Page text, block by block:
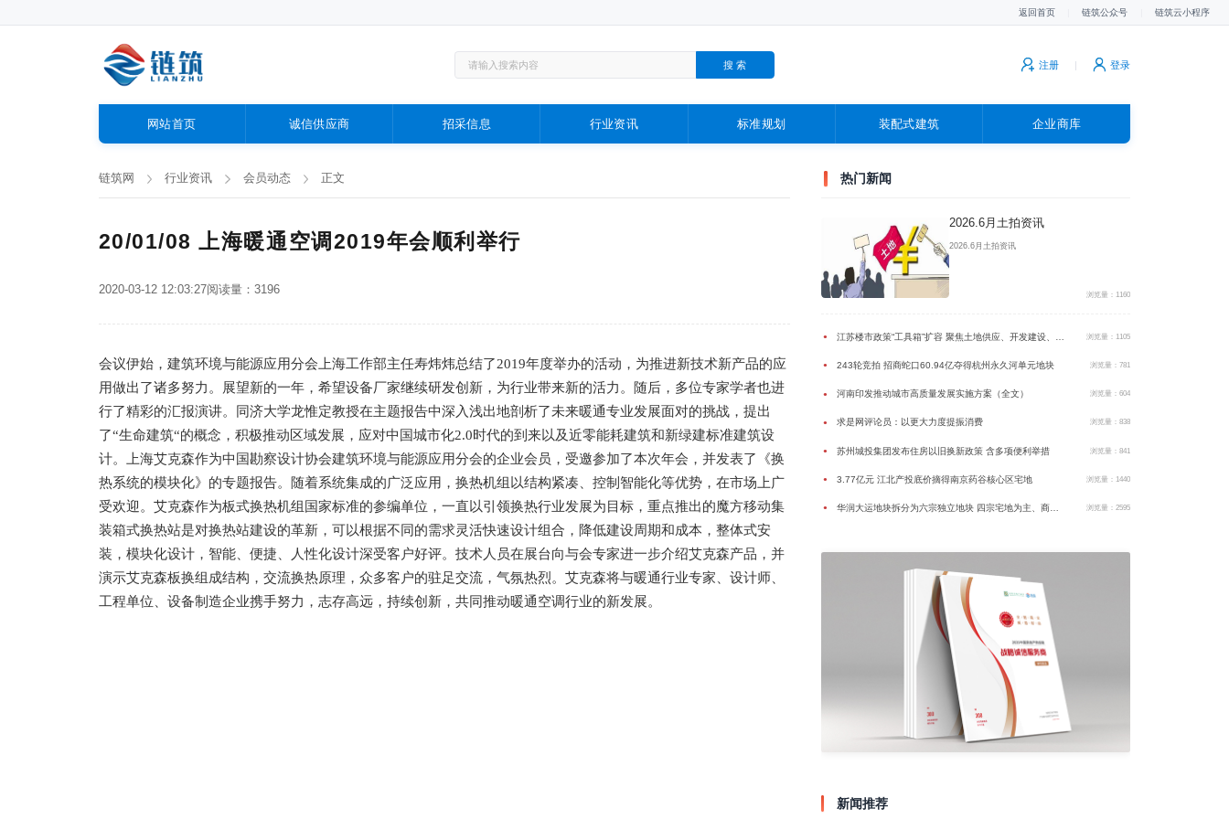
返回首页 链筑公众号 链筑云小程序
注册 | 登录
网站首页 诚信供应商 招采信息 行业资讯 标准规划 装配式建筑 企业商库
链筑网 行业资讯 会员动态 正文
20/01/08 上海暖通空调2019年会顺利举行
2020-03-12 12:03:27阅读量：3196
会议伊始，建筑环境与能源应用分会上海工作部主任寿炜炜总结了2019年度举办的活动，为推进新技术新产品的应
用做出了诸多努力。展望新的一年，希望设备厂家继续研发创新，为行业带来新的活力。随后，多位专家学者也进
行了精彩的汇报演讲。同济大学龙惟定教授在主题报告中深入浅出地剖析了未来暖通专业发展面对的挑战，提出
了“生命建筑“的概念，积极推动区域发展，应对中国城市化2.0时代的到来以及近零能耗建筑和新绿建标准建筑设
计。 上海艾克森作为中国勘察设计协会建筑环境与能源应用分会的企业会员，受邀参加了本次年会，并发表了《换
热系统的模块化》的专题报告。随着系统集成的广泛应用，换热机组以结构紧凑、控制智能化等优势，在市场上广
受欢迎。艾克森作为板式换热机组国家标准的参编单位，一直以引领换热行业发展为目标，重点推出的魔方移动集
装箱式换热站是对换热站建设的革新，可以根据不同的需求灵活快速设计组合，降低建设周期和成本，整体式安
装，模块化设计，智能、便捷、人性化设计深受客户好评。技术人员在展台向与会专家进一步介绍艾克森产品，并
演示艾克森板换组成结构，交流换热原理，众多客户的驻足交流，气氛热烈。艾克森将与暖通行业专家、设计师、
工程单位、设备制造企业携手努力，志存高远，持续创新，共同推动暖通空调行业的新发展。
热门新闻
2026.6月土拍资讯
2026.6月土拍资讯
浏览量：1160
● 浏览量：1105
● 243轮竞拍 招商蛇口60.94亿夺得杭州永久河单元地块 浏览量：781
● 河南印发推动城市高质量发展实施方案（全文） 浏览量：604
● 求是网评论员：以更大力度提振消费 浏览量：838
● 苏州城投集团发布住房以旧换新政策 含多项便利举措 浏览量：841
● 3.77亿元 江北产投底价摘得南京药谷核心区宅地 浏览量：1440
● 华润大运地块拆分为六宗独立地块 四宗宅地为主、商业或为万象汇 浏览量：2595
新闻推荐